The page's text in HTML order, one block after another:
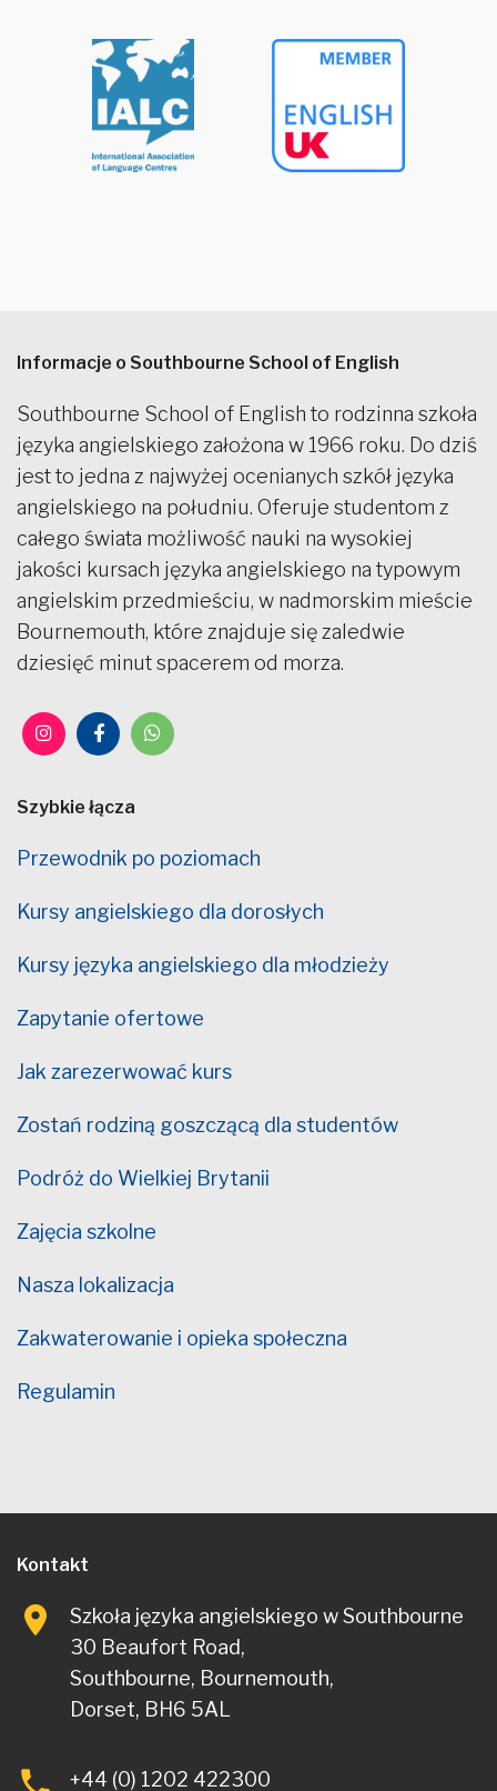
Informacje o Southbourne School of English
Southbourne School of English to rodzinna szkoła
języka angielskiego założona w 1966 roku. Do dziś
jest to jedna z najwyżej ocenianych szkół języka
angielskiego na południu. Oferuje studentom z
całego świata możliwość nauki na wysokiej
jakości kursach języka angielskiego na typowym
angielskim przedmieściu, w nadmorskim mieście
Bournemouth, które znajduje się zaledwie
dziesięć minut spacerem od morza.
Szybkie łącza
Przewodnik po poziomach
Kursy angielskiego dla dorosłych
Kursy języka angielskiego dla młodzieży
Zapytanie ofertowe
Jak zarezerwować kurs
Zostań rodziną goszczącą dla studentów
Podróż do Wielkiej Brytanii
Zajęcia szkolne
Nasza lokalizacja
Zakwaterowanie i opieka społeczna
Regulamin
Kontakt
Szkoła języka angielskiego w Southbourne
30 Beaufort Road,
Southbourne, Bournemouth,
Dorset, BH6 5AL
+44 (0) 1202 422300